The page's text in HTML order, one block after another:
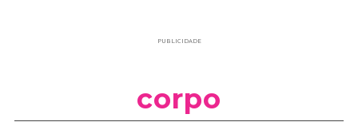
PUBLICIDADE
corpo